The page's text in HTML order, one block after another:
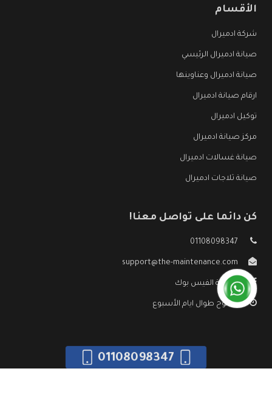
الأقسام
شركة ادميرال
صيانة ادميرال الرئيسي
صيانة ادميرال وعناوينها
ارقام صيانة ادميرال
توكيل ادميرال
مركز صيانة ادميرال
صيانة غسالات ادميرال
صيانة ثلاجات ادميرال
كن دائما على تواصل معنا!
01108098347
support@the-maintenance.com
صفحة الفيس بوك
مفتوح طوال ايام الأسبوع
01108098347